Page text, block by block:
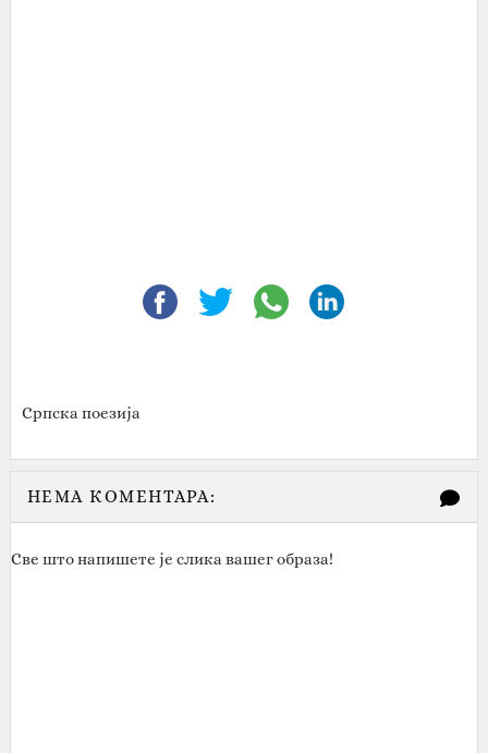
Српска поезија
НЕМА КОМЕНТАРА:
Све што напишете је слика вашег образа!